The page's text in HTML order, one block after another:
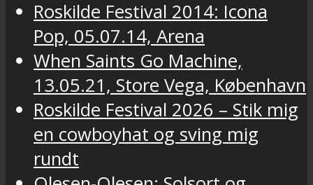
Roskilde Festival 2014: Icona
Pop, 05.07.14, Arena
When Saints Go Machine,
13.05.21, Store Vega, København
Roskilde Festival 2026 – Stik mig
en cowboyhat og sving mig
rundt